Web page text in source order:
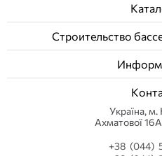
Строительство
Українa, м.
Ахматової
+38 (044)